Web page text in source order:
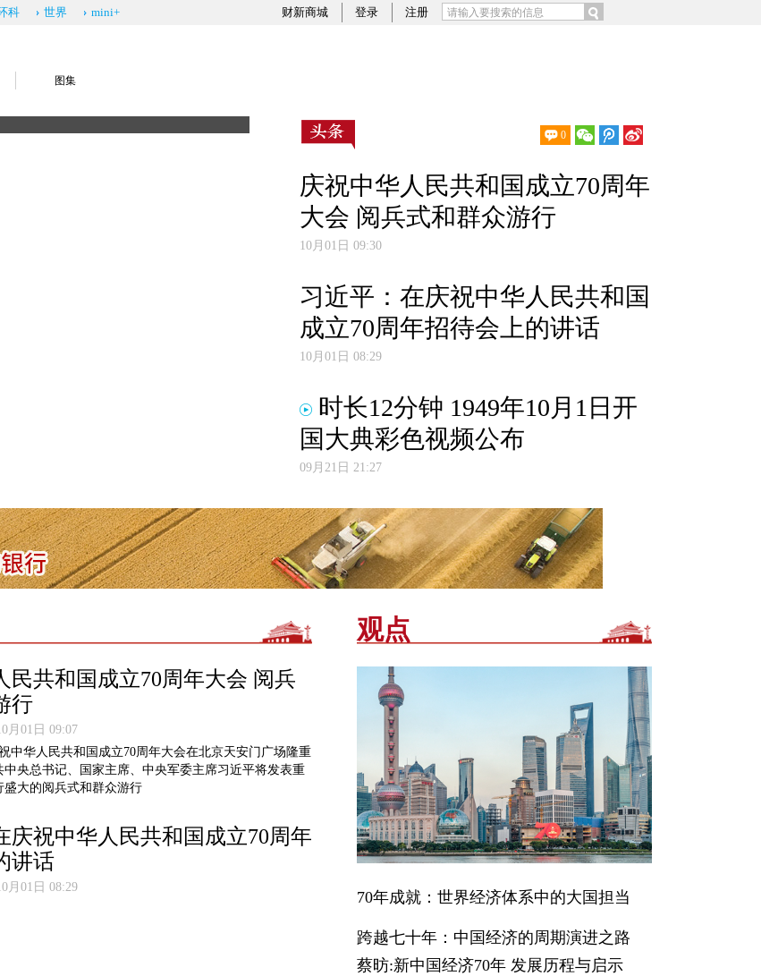
财新商城 登录 注册
科 世界 mini+
图集
0
庆祝中华人民共和国成立70周年
大会 阅兵式和群众游行
10月01日 09:30
习近平：在庆祝中华人民共和国
成立70周年招待会上的讲话
10月01日 08:29
时长12分钟 1949年10月1日开
国大典彩色视频公布
09月21日 21:27
民共和国成立70周年大会 阅兵
行
月01日 09:07
中华人民共和国成立70周年大会在北京天安门广场隆重
中央总书记、国家主席、中央军委主席习近平将发表重
盛大的阅兵式和群众游行
庆祝中华人民共和国成立70周年
讲话
月01日 08:29
观点
70年成就：世界经济体系中的大国担当
跨越七十年：中国经济的周期演进之路
蔡昉:新中国经济70年 发展历程与启示